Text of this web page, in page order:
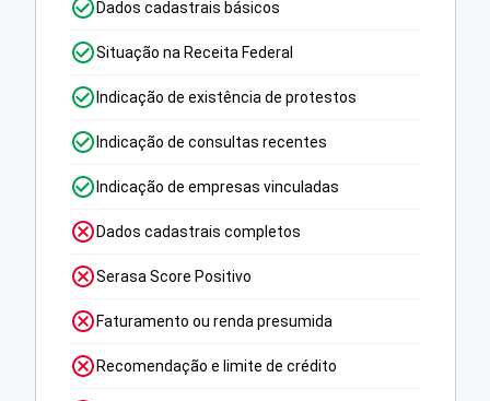
Dados cadastrais básicos
Situação na Receita Federal
Indicação de existência de protestos
Indicação de consultas recentes
Indicação de empresas vinculadas
Dados cadastrais completos
Serasa Score Positivo
Faturamento ou renda presumida
Recomendação e limite de crédito